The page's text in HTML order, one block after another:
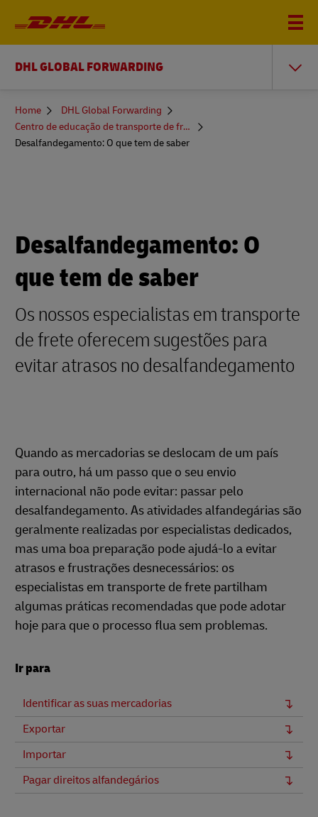
DHL GLOBAL FORWARDING
You
here
Home
DHL Global Forwarding
Centro de educação de transporte de frete
Desalfandegamento: O que tem de saber
Desalfandegamento: O
que tem de saber
Os nossos especialistas em transporte
de frete oferecem sugestões para
evitar atrasos no desalfandegamento
Quando as mercadorias se deslocam de um país
para outro, há um passo que o seu envio
internacional não pode evitar: passar pelo
desalfandegamento. As atividades alfandegárias são
geralmente realizadas por especialistas dedicados,
mas uma boa preparação pode ajudá-lo a evitar
atrasos e frustrações desnecessários: os
especialistas em transporte de frete partilham
algumas práticas recomendadas que pode adotar
hoje para que o processo flua sem problemas.
Ir para
Identificar as suas mercadorias
Exportar
Importar
Pagar direitos alfandegários